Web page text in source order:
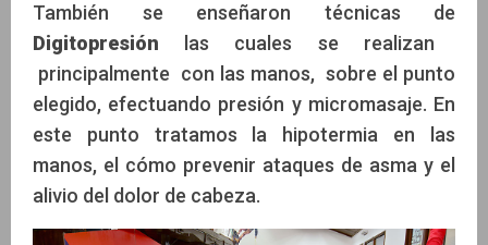
También se enseñaron técnicas de
Digitopresión las cuales se realizan
principalmente con las manos, sobre el punto
elegido, efectuando presión y micromasaje. En
este punto tratamos la hipotermia en las
manos, el cómo prevenir ataques de asma y el
alivio del dolor de cabeza.